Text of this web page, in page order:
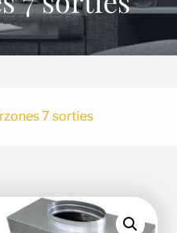
7 sorties